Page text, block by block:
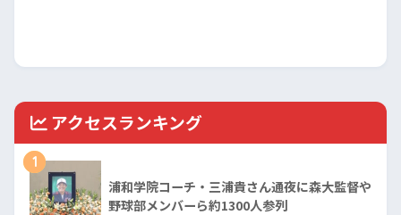
アクセスランキング
1
浦和学院コーチ・三浦貴さん通夜に森大監督や
野球部メンバーら約1300人参列